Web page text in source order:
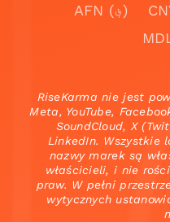
AFN (؋)
RiseKarma nie jest
Meta, YouTube,
SoundCloud, X
LinkedIn. Wszystkie
nazwy marek są
właścicieli, i nie
praw. W pełni
wytycznych